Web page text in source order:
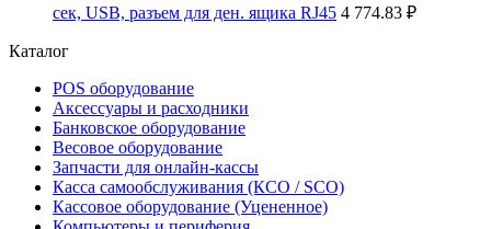
сек, USB, разъем для ден. ящика RJ45 4 774.83 ₽
Каталог
POS оборудование
Аксессуары и расходники
Банковское оборудование
Весовое оборудование
Запчасти для онлайн-кассы
Касса самообслуживания (КСО / SCO)
Кассовое оборудование (Уцененное)